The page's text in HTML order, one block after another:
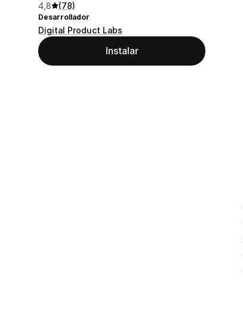
4,8 (78)
Desarrollador
Digital Product Labs
Instalar